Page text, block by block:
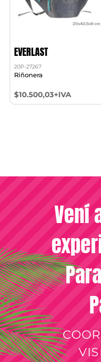
EVERLAST
20P-27267
Riñonera
$10.500,03+IVA
Vení